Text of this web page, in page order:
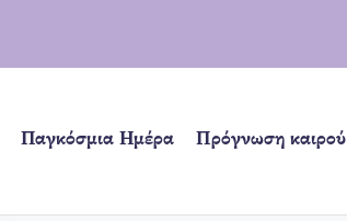
Παγκόσμια Ημέρα Πρόγνωση καιρού